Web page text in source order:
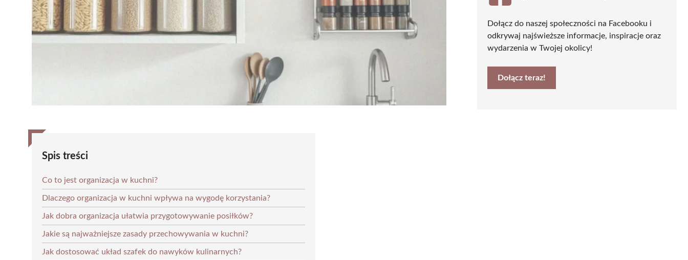
Spis treści
Co to jest organizacja w kuchni?
Dlaczego organizacja w kuchni wpływa na wygodę korzystania?
Jak dobra organizacja ułatwia przygotowywanie posiłków?
Jakie są najważniejsze zasady przechowywania w kuchni?
Jak dostosować układ szafek do nawyków kulinarnych?
Dołącz do naszej społeczności na Facebooku i
odkrywaj najświeższe informacje, inspiracje oraz
wydarzenia w Twojej okolicy!
Dołącz teraz!